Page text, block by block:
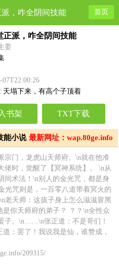
，咋全阴间技能 首页
正派，咋全阴间技能
姜
07T22:00:26
天塌下来，有高个子顶着
书架 TXT下载
最新网址：wap.80ge.info
能小说
宗门，龙虎山天师府。\n就在他准
佬时，觉醒了【冥神系统】。 \n从
间术法！\n别人的金光咒，都是身
光咒则是，一百零八道带着冥火的
老天师：这孩子身上怎么滋滋冒黑
你天师府的弟子？ ？？\n全性众
子。\n……\n张正道：不是哥们！
：罢了！我说我是仙，谁赞成，
209315/